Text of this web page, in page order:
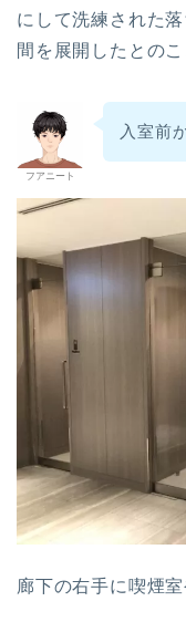
にして洗練された
間を展開したとのこ
フアニート
入室前
廊下の右手に喫煙